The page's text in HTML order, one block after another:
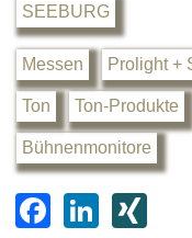
SEEBURG
Messen Prolight +
Ton Ton-Produkte
Bühnenmonitore
F
Li